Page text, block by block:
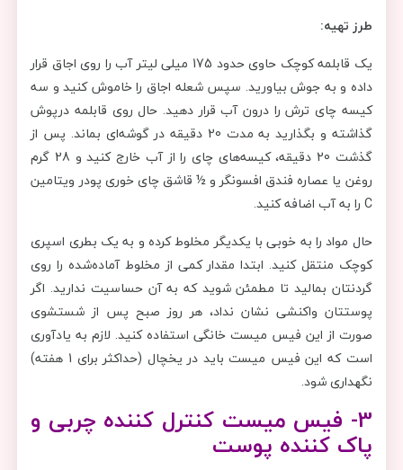
طرز تهیه:
یک قابلمه کوچک حاوی حدود 175 میلی لیتر آب را روی اجاق قرار
داده و به جوش بیاورید. سپس شعله اجاق را خاموش کنید و سه
کیسه چای ترش را درون آب قرار دهید. حال روی قابلمه درپوش
گذاشته و بگذارید به مدت 20 دقیقه در گوشه‌ای بماند. پس از
گذشت 20 دقیقه، کیسه‌های چای را از آب خارج کنید و 28 گرم
روغن یا عصاره فندق افسونگر و ½ قاشق چای خوری پودر ویتامین
C را به آب اضافه کنید.
حال مواد را به خوبی با یکدیگر مخلوط کرده و به یک بطری اسپری
کوچک منتقل کنید. ابتدا مقدار کمی از مخلوط آماده‌شده را روی
گردنتان بمالید تا مطمئن شوید که به آن حساسیت ندارید. اگر
پوستتان واکنشی نشان نداد، هر روز صبح پس از شستشوی
صورت از این فیس میست خانگی استفاده کنید. لازم به یادآوری
است که این فیس میست باید در یخچال (حداکثر برای 1 هفته)
نگهداری شود.
3- فیس میست کنترل کننده چربی و
پاک کننده پوست